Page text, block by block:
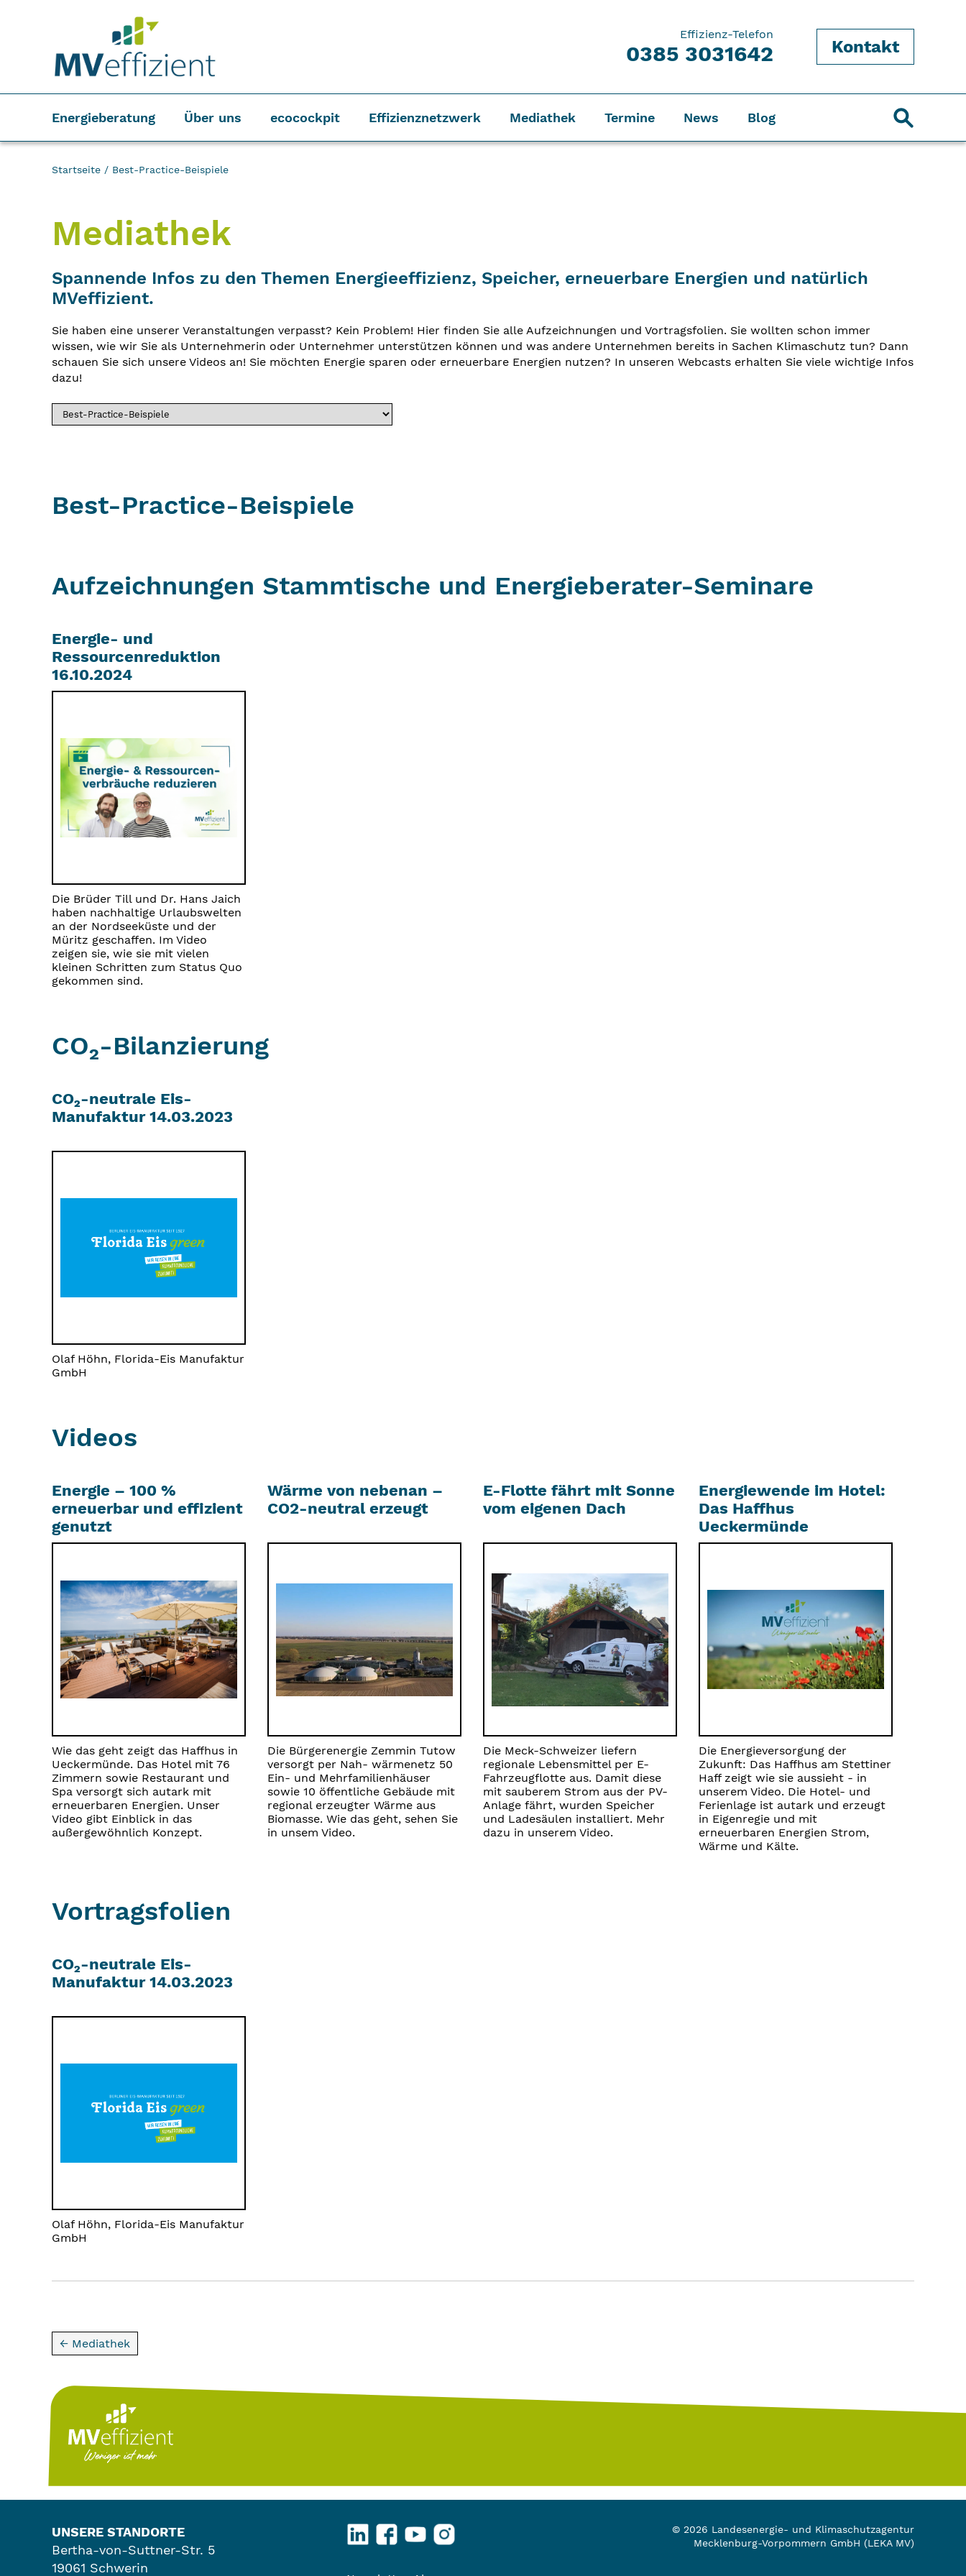
Effizienz-Telefon
0385 3031642 Kontakt
Energieberatung Über uns ecocockpit Effizienznetzwerk Mediathek Termine News Blog
Startseite / Best-Practice-Beispiele
Mediathek
Spannende Infos zu den Themen Energieeffizienz, Speicher, erneuerbare Energien und natürlich
MVeffizient.
Sie haben eine unserer Veranstaltungen verpasst? Kein Problem! Hier finden Sie alle Aufzeichnungen und Vortragsfolien. Sie wollten schon immer
wissen, wie wir Sie als Unternehmerin oder Unternehmer unterstützen können und was andere Unternehmen bereits in Sachen Klimaschutz tun? Dann
schauen Sie sich unsere Videos an! Sie möchten Energie sparen oder erneuerbare Energien nutzen? In unseren Webcasts erhalten Sie viele wichtige Infos
dazu!
Best-Practice-Beispiele
Aufzeichnungen Stammtische und Energieberater-Seminare
Energie- und
Ressourcenreduktion
16.10.2024
Die Brüder Till und Dr. Hans Jaich
haben nachhaltige Urlaubswelten
an der Nordseeküste und der
Müritz geschaffen. Im Video
zeigen sie, wie sie mit vielen
kleinen Schritten zum Status Quo
gekommen sind.
CO₂-Bilanzierung
CO₂-neutrale Eis-
Manufaktur 14.03.2023
Olaf Höhn, Florida-Eis Manufaktur
GmbH
Videos
Energie – 100 %
erneuerbar und effizient
genutzt
Wie das geht zeigt das Haffhus in
Ueckermünde. Das Hotel mit 76
Zimmern sowie Restaurant und
Spa versorgt sich autark mit
erneuerbaren Energien. Unser
Video gibt Einblick in das
außergewöhnlich Konzept.
Wärme von nebenan –
CO2-neutral erzeugt
Die Bürgerenergie Zemmin Tutow
versorgt per Nah- wärmenetz 50
Ein- und Mehrfamilienhäuser
sowie 10 öffentliche Gebäude mit
regional erzeugter Wärme aus
Biomasse. Wie das geht, sehen Sie
in unsem Video.
E-Flotte fährt mit Sonne
vom eigenen Dach
Die Meck-Schweizer liefern
regionale Lebensmittel per E-
Fahrzeugflotte aus. Damit diese
mit sauberem Strom aus der PV-
Anlage fährt, wurden Speicher
und Ladesäulen installiert. Mehr
dazu in unserem Video.
Energiewende im Hotel:
Das Haffhus
Ueckermünde
Die Energieversorgung der
Zukunft: Das Haffhus am Stettiner
Haff zeigt wie sie aussieht - in
unserem Video. Die Hotel- und
Ferienlage ist autark und erzeugt
in Eigenregie und mit
erneuerbaren Energien Strom,
Wärme und Kälte.
Vortragsfolien
CO₂-neutrale Eis-
Manufaktur 14.03.2023
Olaf Höhn, Florida-Eis Manufaktur
GmbH
← Mediathek
UNSERE STANDORTE
Bertha-von-Suttner-Str. 5
19061 Schwerin
LinkedInFacebookYouTubeInstagram
© 2026 Landesenergie- und Klimaschutzagentur
Mecklenburg-Vorpommern GmbH (LEKA MV)